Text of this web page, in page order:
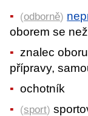
(odborně)
oborem se
znalec oboru
přípravy,
ochotník
(sport)